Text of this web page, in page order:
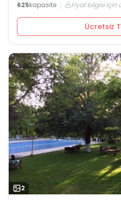
625kapasite Fiyat bilgisi için
Ücretsiz
2